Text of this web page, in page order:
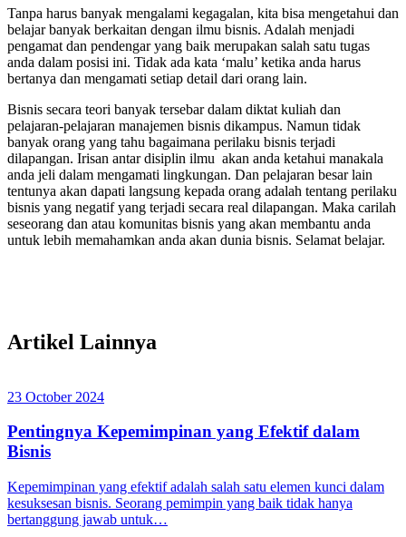
Tanpa harus banyak mengalami kegagalan, kita bisa mengetahui dan
belajar banyak berkaitan dengan ilmu bisnis. Adalah menjadi
pengamat dan pendengar yang baik merupakan salah satu tugas
anda dalam posisi ini. Tidak ada kata ‘malu’ ketika anda harus
bertanya dan mengamati setiap detail dari orang lain.
Bisnis secara teori banyak tersebar dalam diktat kuliah dan
pelajaran-pelajaran manajemen bisnis dikampus. Namun tidak
banyak orang yang tahu bagaimana perilaku bisnis terjadi
dilapangan. Irisan antar disiplin ilmu akan anda ketahui manakala
anda jeli dalam mengamati lingkungan. Dan pelajaran besar lain
tentunya akan dapati langsung kepada orang adalah tentang perilaku
bisnis yang negatif yang terjadi secara real dilapangan. Maka carilah
seseorang dan atau komunitas bisnis yang akan membantu anda
untuk lebih memahamkan anda akan dunia bisnis. Selamat belajar.
Artikel Lainnya
23 October 2024
Pentingnya Kepemimpinan yang Efektif dalam
Bisnis
Kepemimpinan yang efektif adalah salah satu elemen kunci dalam
kesuksesan bisnis. Seorang pemimpin yang baik tidak hanya
bertanggung jawab untuk…